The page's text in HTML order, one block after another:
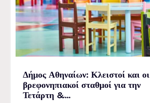
Δήμος Αθηναίων: Κλειστοί και οι
βρεφονηπιακοί σταθμοί για την
Τετάρτη &...